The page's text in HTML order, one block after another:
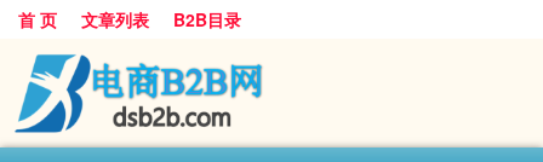
首 页 文章列表 B2B目录